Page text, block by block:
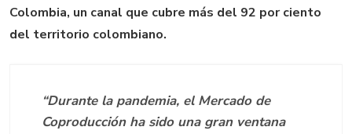
Colombia, un canal que cubre más del 92 por ciento
del territorio colombiano.
“Durante la pandemia, el Mercado de
Coproducción ha sido una gran ventana